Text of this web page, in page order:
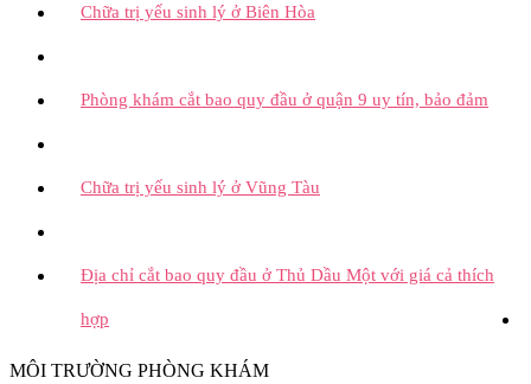
Chữa trị yếu sinh lý ở Biên Hòa
Phòng khám cắt bao quy đầu ở quận 9 uy tín, bảo đảm
Chữa trị yếu sinh lý ở Vũng Tàu
Địa chỉ cắt bao quy đầu ở Thủ Dầu Một với giá cả thích
hợp
MÔI TRƯỜNG PHÒNG KHÁM